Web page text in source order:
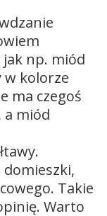
np. miód
kolorze
ma czegoś
a miód
Takie
Warto